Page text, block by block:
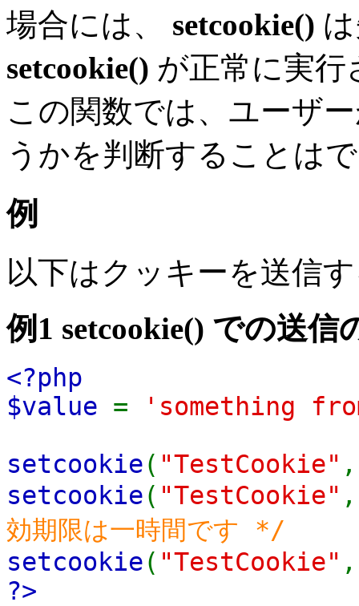
場合には、 setcookie()
setcookie() が正常に実行
この関数では、ユーザ
うかを判断することは
例
以下はクッキーを送信
例1 setcookie() での送信
<?php
$value =
'something
setcookie( "TestCookie"
setcookie( "TestCookie"
効期限は一時間です */
setcookie( "TestCookie"
?>